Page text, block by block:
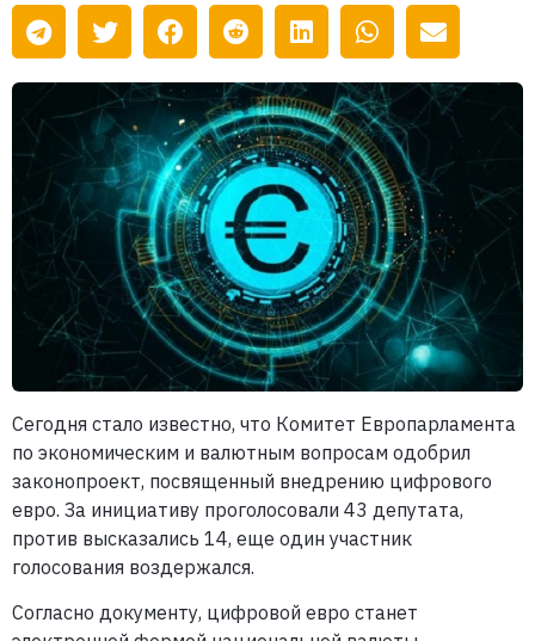
Сегодня стало известно, что Комитет Европарламента
по экономическим и валютным вопросам одобрил
законопроект, посвященный внедрению цифрового
евро. За инициативу проголосовали 43 депутата,
против высказались 14, еще один участник
голосования воздержался.
Согласно документу, цифровой евро станет